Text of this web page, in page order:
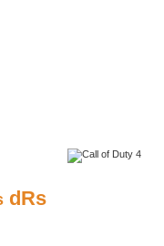
dRs